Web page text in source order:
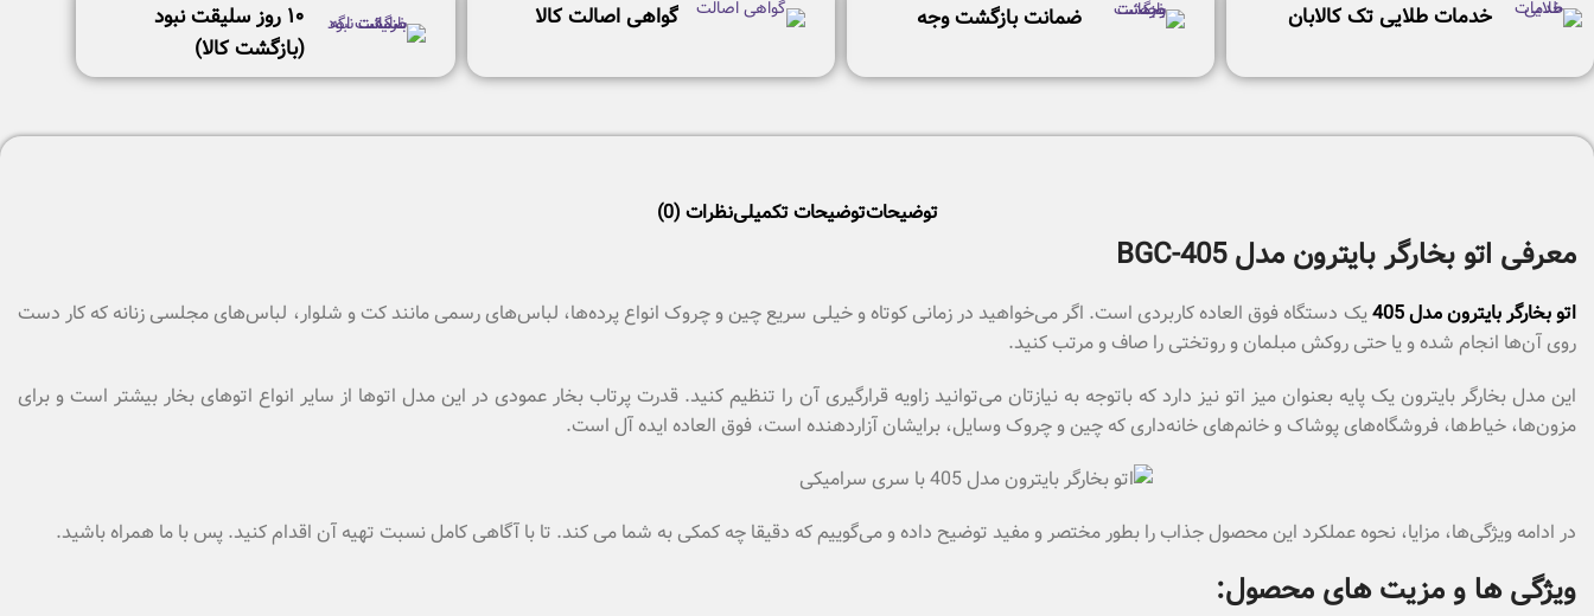
خدمات طلایی تک کالابان ضمانت بازگشت وجه گواهی اصالت کالا
١٠ روز سليقت نبود
(بازگشت كالا)
توضیحاتتوضیحات تکمیلینظرات (0)
معرفی اتو بخارگر بایترون مدل BGC-405
اتو بخارگر بایترون مدل 405
یک دستگاه فوق العاده کاربردی است. اگر می‌خواهید در زمانی کوتاه و خیلی سریع چین و چروک انواع پرده‌ها، لباس‌های رسمی مانند کت و شلوار، لباس‌های مجلسی زنانه که کار دست
روی آن‌ها انجام شده و یا حتی روکش مبلمان و روتختی را صاف و مرتب کنید.
این مدل بخارگر بایترون یک پایه بعنوان میز اتو نیز دارد که باتوجه به نیازتان می‌توانید زاویه قرارگیری آن را تنظیم کنید. قدرت پرتاب بخار عمودی در این مدل اتوها از سایر انواع اتوهای بخار بیشتر است و برای
مزون‌ها، خیاط‌ها، فروشگاه‌های پوشاک و خانم‌های خانه‌داری که چین و چروک وسایل، برایشان آزاردهنده است، فوق العاده ایده آل است.
در ادامه ویژگی‌ها، مزایا، نحوه عملکرد این محصول جذاب را بطور مختصر و مفید توضیح داده و می‌گوییم که دقیقا چه کمکی به شما می کند. تا با آگاهی کامل نسبت تهیه آن اقدام کنید. پس با ما همراه باشید.
ویژگی ها و مزیت های محصول: